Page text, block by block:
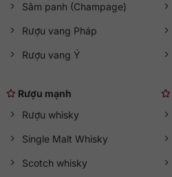
Sâm panh (Champage)
Rượu vang Pháp
Rượu vang Ý
Rượu mạnh
Rượu whisky
Single Malt Whisky
Scotch whisky